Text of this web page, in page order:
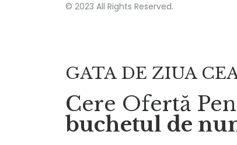
© 2023 All Rights Reserved.
GATA DE ZIUA
Cere Ofertă
buchetul de